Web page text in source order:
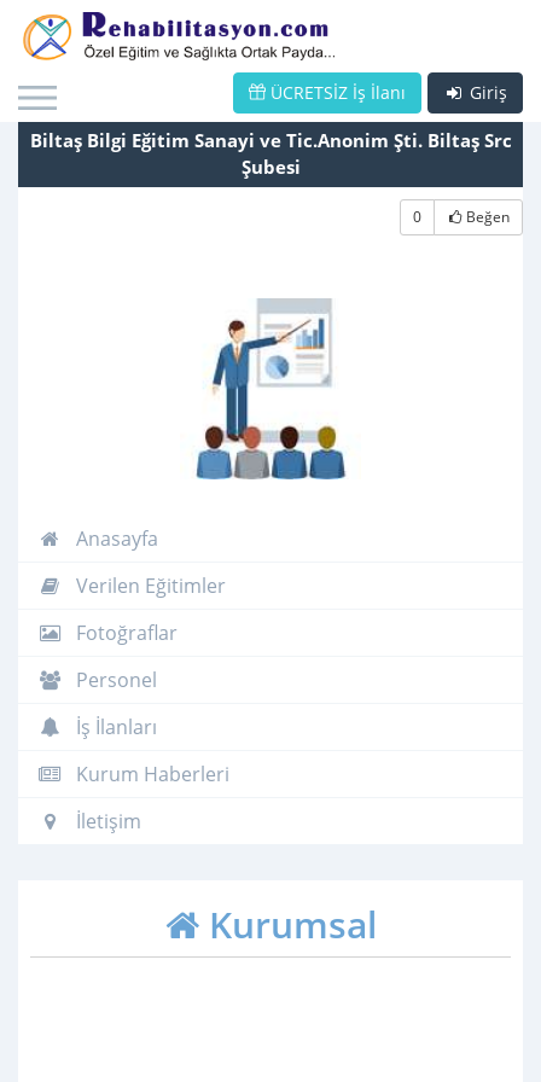
Giriş
ÜCRETSİZ İş İlanı
Biltaş Bilgi Eğitim Sanayi ve Tic.Anonim Şti. Biltaş Src
Şubesi
0 Beğen
Anasayfa
Verilen Eğitimler
Fotoğraflar
Personel
İş İlanları
Kurum Haberleri
İletişim
Kurumsal